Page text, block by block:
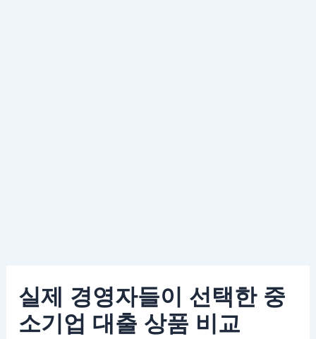
실제 경영자들이 선택한 중
소기업 대출 상품 비교